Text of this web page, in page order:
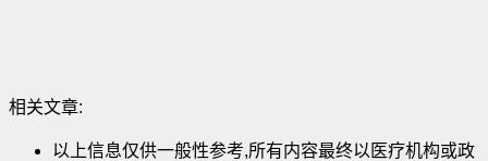
相关文章:
以上信息仅供一般性参考,所有内容最终以医疗机构或政